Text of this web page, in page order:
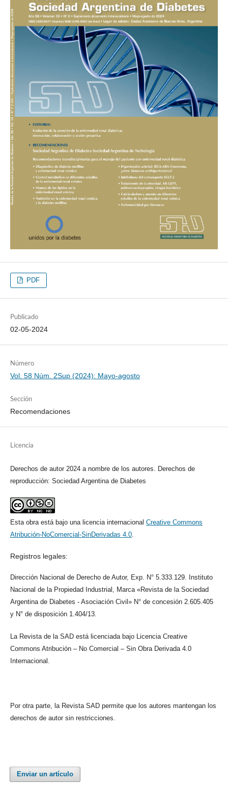
PDF
Publicado
02-05-2024
Número
Vol. 58 Núm. 2Sup (2024): Mayo-agosto
Sección
Recomendaciones
Licencia
Derechos de autor 2024 a nombre de los autores. Derechos de
reproducción: Sociedad Argentina de Diabetes
Esta obra está bajo una licencia internacional Creative Commons
Atribución-NoComercial-SinDerivadas 4.0.
Registros legales:
Dirección Nacional de Derecho de Autor, Exp. N° 5.333.129. Instituto
Nacional de la Propiedad Industrial, Marca «Revista de la Sociedad
Argentina de Diabetes - Asociación Civil» N° de concesión 2.605.405
y N° de disposición 1.404/13.
La Revista de la SAD está licenciada bajo Licencia Creative
Commons Atribución – No Comercial – Sin Obra Derivada 4.0
Internacional.
Por otra parte, la Revista SAD permite que los autores mantengan los
derechos de autor sin restricciones.
Enviar un artículo